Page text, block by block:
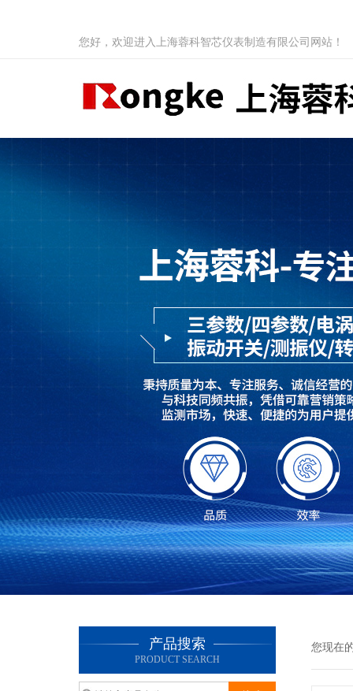
您好，欢迎进入上海蓉科智芯仪表制造有限公司网站！
产品搜索
PRODUCT SEARCH
您现在